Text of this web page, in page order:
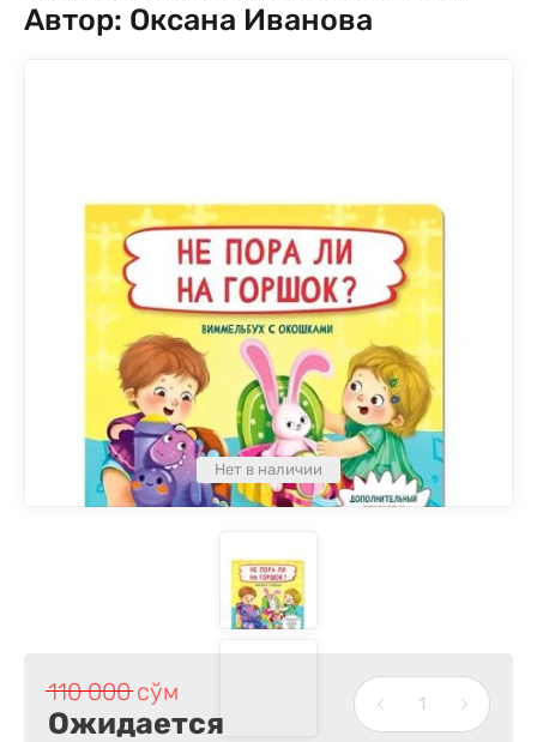
Автор: Оксана Иванова
Нет в наличии
110 000сўм
Ожидается